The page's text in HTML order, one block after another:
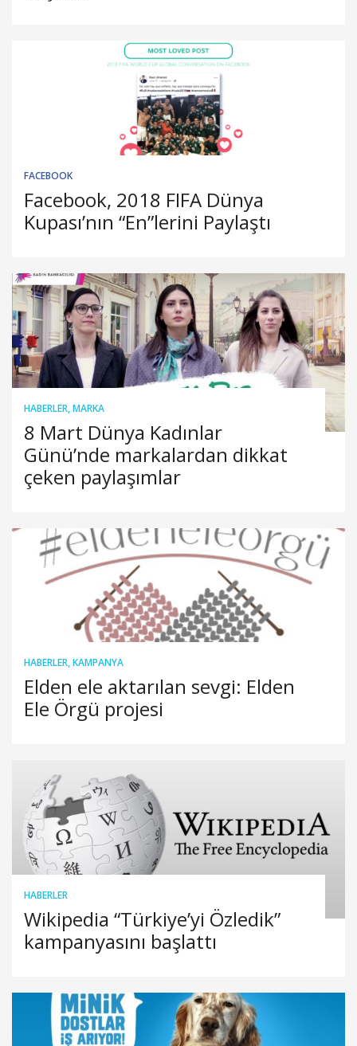
FACEBOOK
Facebook, 2018 FIFA Dünya
Kupası’nın “En”lerini Paylaştı
HABERLER,MARKA
8 Mart Dünya Kadınlar
Günü’nde markalardan dikkat
çeken paylaşımlar
HABERLER,KAMPANYA
Elden ele aktarılan sevgi: Elden
Ele Örgü projesi
HABERLER
Wikipedia “Türkiye’yi Özledik”
kampanyasını başlattı